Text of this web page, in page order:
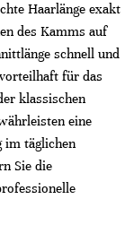
Haarlänge exakt
des Kamms auf
schnell und
für das
klassischen
eine
im täglichen
Sie die